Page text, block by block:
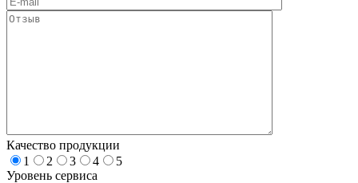
Качество продукции
1
2 3 4
5
Уровень сервиса